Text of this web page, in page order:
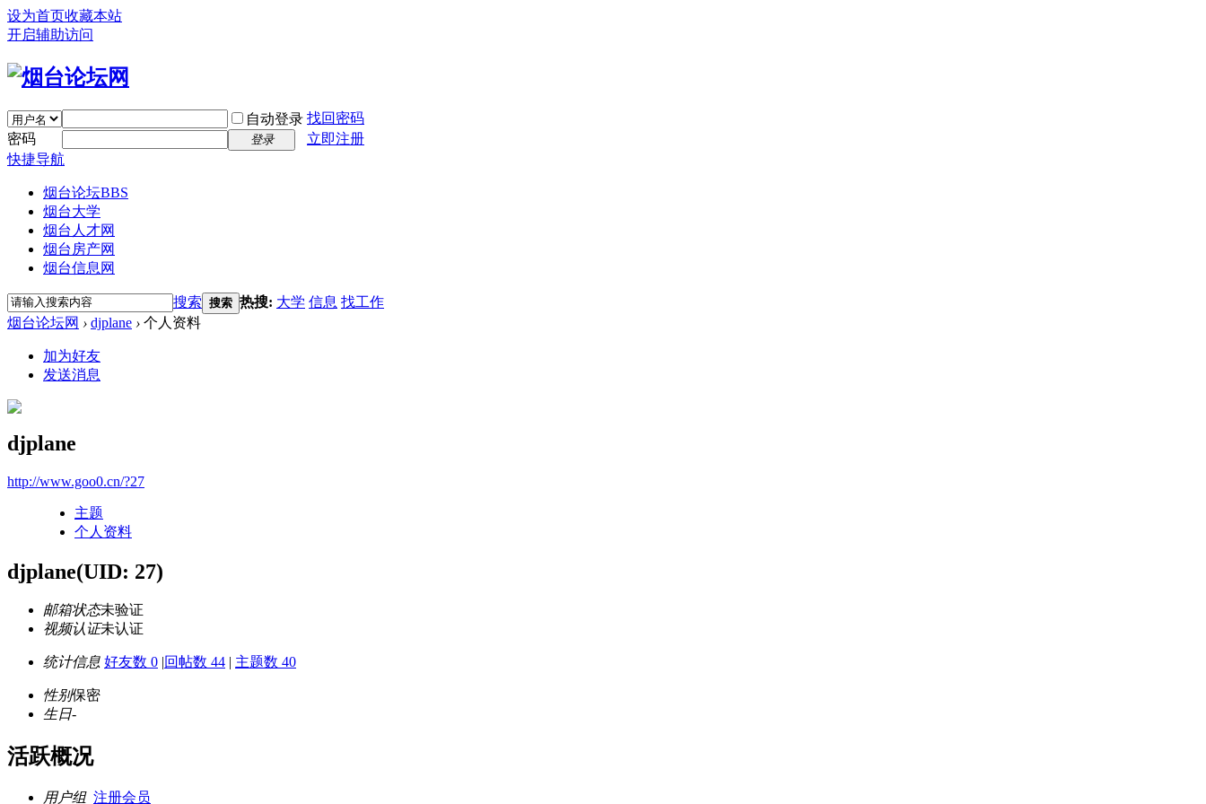
设为首页收藏本站
开启辅助访问
自动登录 找回密码
密码
登录
立即注册
快捷导航
烟台论坛BBS
烟台大学
烟台人才网
烟台房产网
烟台信息网
搜索 搜索 热搜: 大学 信息 找工作
烟台论坛网 › djplane › 个人资料
加为好友
发送消息
djplane
http://www.goo0.cn/?27
主题
个人资料
djplane(UID: 27)
邮箱状态未验证
视频认证未认证
统计信息 好友数 0 |回帖数 44 | 主题数 40
性别保密
生日-
活跃概况
用户组 注册会员